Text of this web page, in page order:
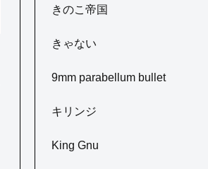
きのこ帝国
きゃない
9mm parabellum bullet
キリンジ
King Gnu